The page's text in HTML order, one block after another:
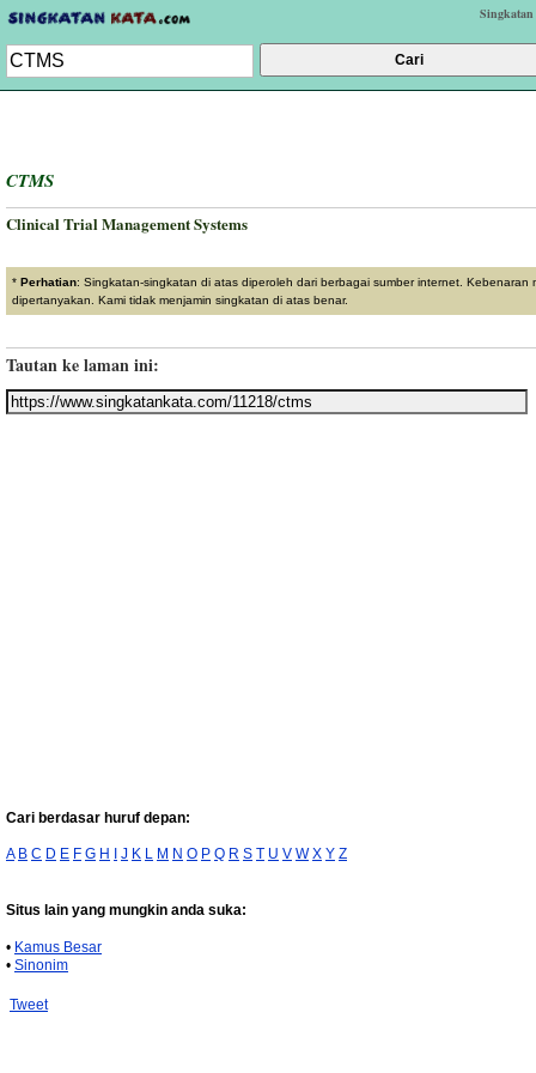
CTMS
Clinical Trial Management Systems
* Perhatian: Singkatan-singkatan di atas diperoleh dari berbagai sumber internet. Kebenaran
dipertanyakan. Kami tidak menjamin singkatan di atas benar.
Tautan ke laman ini:
Cari berdasar huruf depan:
A B C D E F G H J K L M N O P Q R S T U V W X Y Z
Situs lain yang mungkin anda suka:
• Kamus Besar
• Sinonim
Tweet